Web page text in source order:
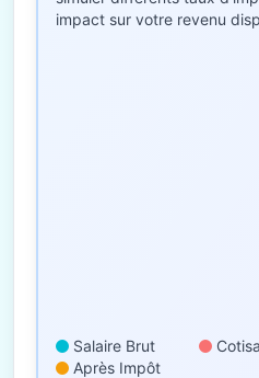
impact sur votre revenu
Salaire Brut
Après Impôt